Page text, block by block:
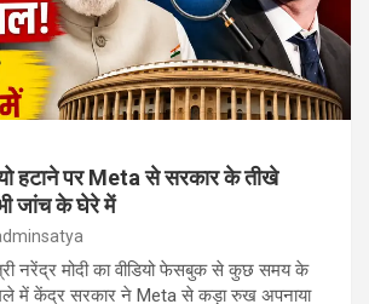
हटाने पर Meta से सरकार के तीखे
जांच के घेरे में
नरेंद्र मोदी का वीडियो फेसबुक से कुछ समय के
में केंद्र सरकार ने Meta से कड़ा रुख अपनाया